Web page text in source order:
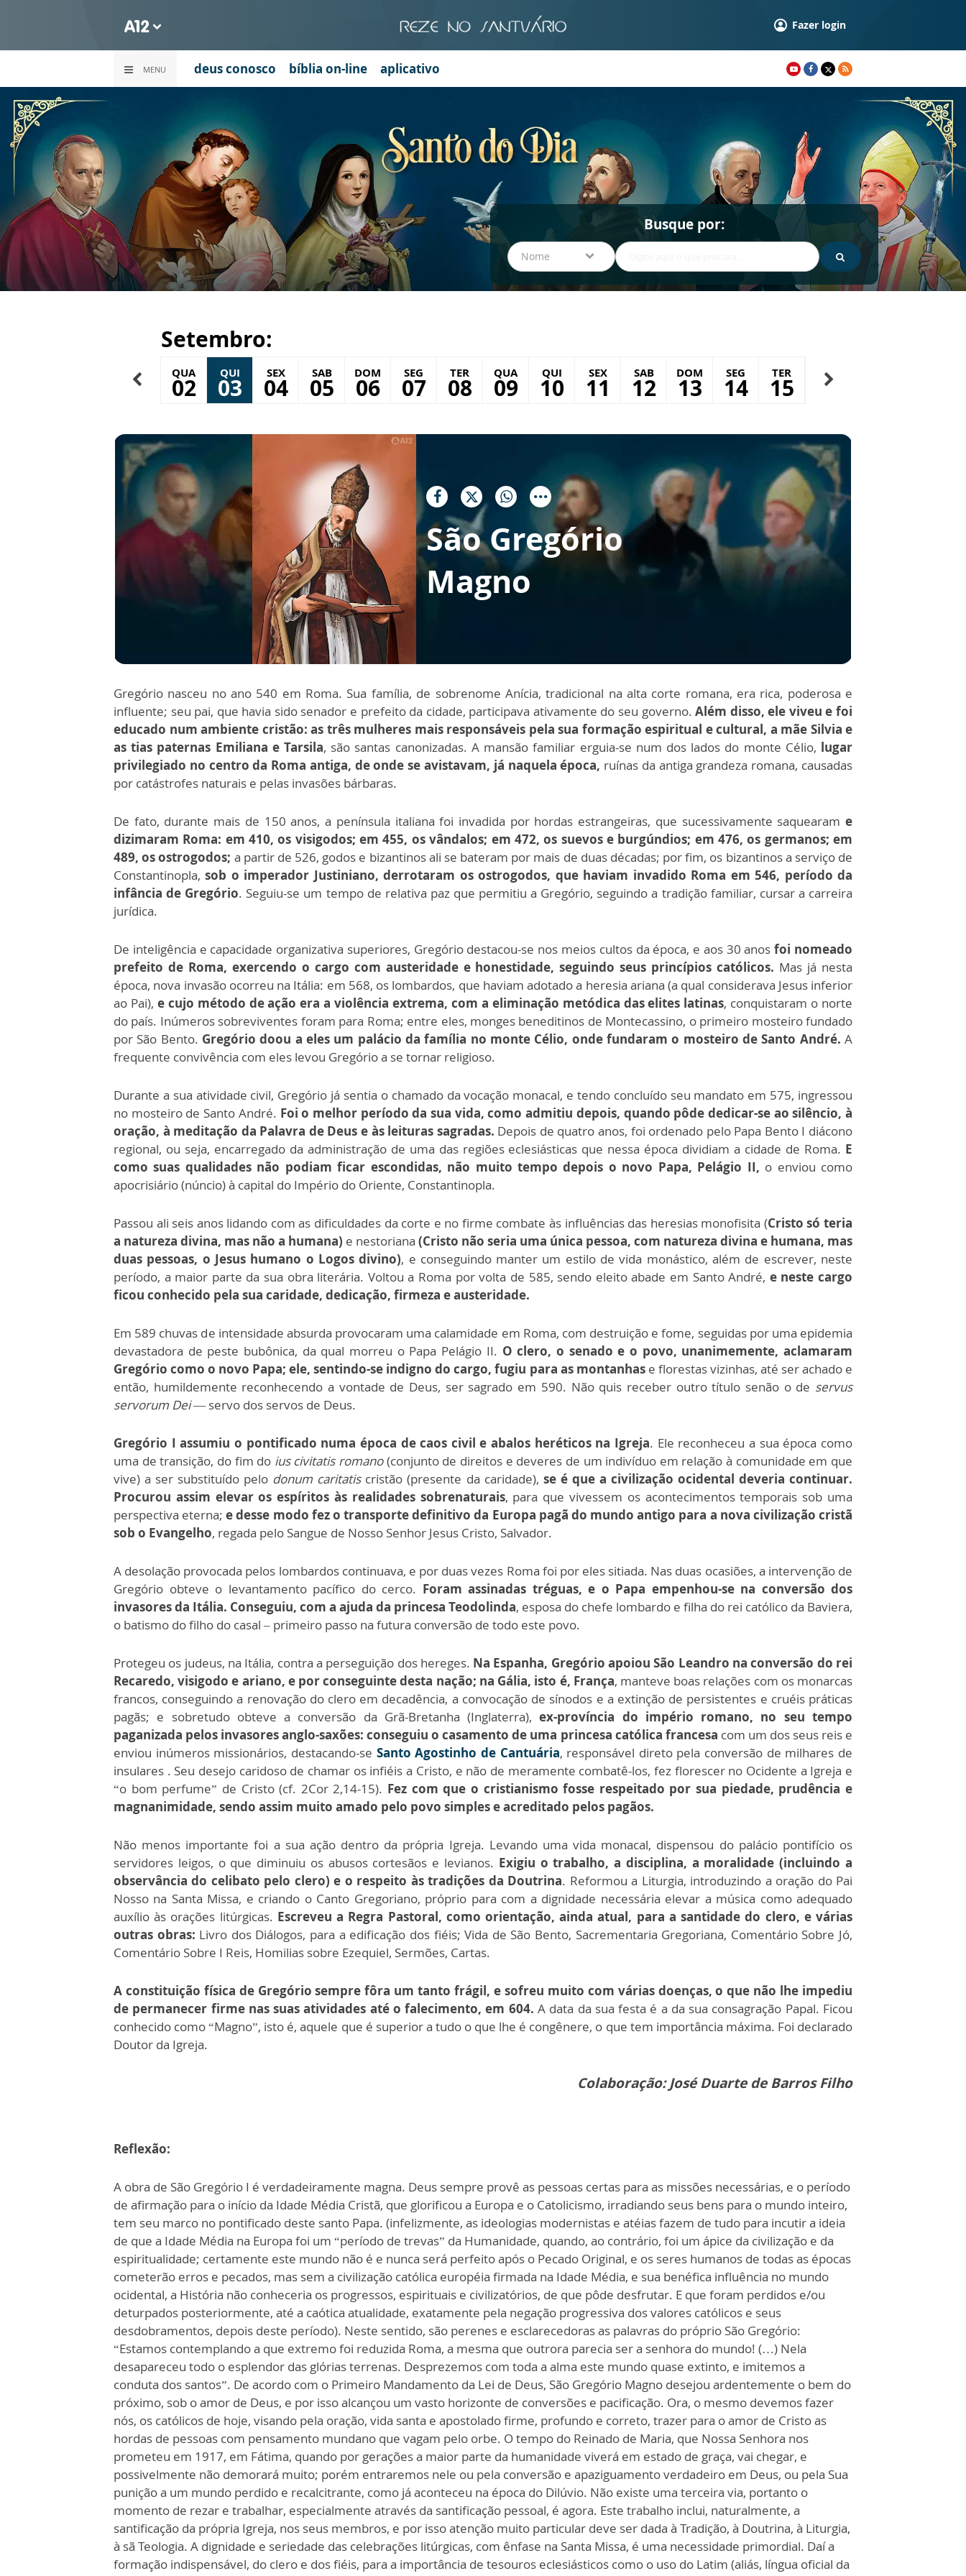
Fazer login
MENU deus conosco bíblia on-line aplicativo
Busque por:
Nome
Setembro:
TER
01
QUA
02
QUI
03
SEX
04
SAB
05
DOM
06
SEG
07
TER
08
QUA
09
QUI
10
SEX
11
SAB
12
DOM
13
SEG
14
TER
15
QUA
16
São Gregório
Magno
Gregório nasceu no ano 540 em Roma. Sua família, de sobrenome Anícia, tradicional na alta corte romana, era rica, poderosa e
influente; seu pai, que havia sido senador e prefeito da cidade, participava ativamente do seu governo.Além disso, ele viveu e foi
educado num ambiente cristão: as três mulheres mais responsáveis pela sua formação espiritual e cultural, a mãe Silvia e
as tias paternas Emiliana e Tarsila, são santas canonizadas. A mansão familiar erguia-se num dos lados do monte Célio, lugar
privilegiado no centro da Roma antiga, de onde se avistavam, já naquela época, ruínas da antiga grandeza romana, causadas
por catástrofes naturais e pelas invasões bárbaras.
De fato, durante mais de 150 anos, a península italiana foi invadida por hordas estrangeiras, que sucessivamente saquearam e
dizimaram Roma: em 410, os visigodos; em 455, os vândalos; em 472, os suevos e burgúndios; em 476, os germanos; em
489, os ostrogodos; a partir de 526, godos e bizantinos ali se bateram por mais de duas décadas; por fim, os bizantinos a serviço de
Constantinopla,sob o imperador Justiniano, derrotaram os ostrogodos, que haviam invadido Roma em 546, período da
infância de Gregório. Seguiu-se um tempo de relativa paz que permitiu a Gregório, seguindo a tradição familiar, cursar a carreira
jurídica.
De inteligência e capacidade organizativa superiores, Gregório destacou-se nos meios cultos da época, e aos 30 anos foi nomeado
prefeito de Roma, exercendo o cargo com austeridade e honestidade, seguindo seus princípios católicos. Mas já nesta
época, nova invasão ocorreu na Itália: em 568, os lombardos, que haviam adotado a heresia ariana (a qual considerava Jesus inferior
ao Pai), e cujo método de ação era a violência extrema, com a eliminação metódica das elites latinas, conquistaram o norte
do país. Inúmeros sobreviventes foram para Roma; entre eles, monges beneditinos de Montecassino, o primeiro mosteiro fundado
por São Bento. Gregório doou a eles um palácio da família no monte Célio, onde fundaram o mosteiro de Santo André. A
frequente convivência com eles levou Gregório a se tornar religioso.
Durante a sua atividade civil, Gregório já sentia o chamado da vocação monacal, e tendo concluído seu mandato em 575, ingressou
no mosteiro de Santo André. Foi o melhor período da sua vida, como admitiu depois, quando pôde dedicar-se ao silêncio, à
oração, à meditação da Palavra de Deus e às leituras sagradas. Depois de quatro anos, foi ordenado pelo Papa Bento I diácono
regional, ou seja, encarregado da administração de uma das regiões eclesiásticas que nessa época dividiam a cidade de Roma. E
como suas qualidades não podiam ficar escondidas, não muito tempo depois o novo Papa, Pelágio II, o enviou como
apocrisiário (núncio) à capital do Império do Oriente, Constantinopla.
Passou ali seis anos lidando com as dificuldades da corte e no firme combate às influências das heresias monofisita (Cristo só teria
a natureza divina, mas não a humana) e nestoriana (Cristo não seria uma única pessoa, com natureza divina e humana, mas
duas pessoas, o Jesus humano o Logos divino), e conseguindo manter um estilo de vida monástico, além de escrever, neste
período, a maior parte da sua obra literária. Voltou a Roma por volta de 585, sendo eleito abade em Santo André, e neste cargo
ficou conhecido pela sua caridade, dedicação, firmeza e austeridade.
Em 589 chuvas de intensidade absurda provocaram uma calamidade em Roma, com destruição e fome, seguidas por uma epidemia
devastadora de peste bubônica, da qual morreu o Papa Pelágio II. O clero, o senado e o povo, unanimemente, aclamaram
Gregório como o novo Papa; ele, sentindo-se indigno do cargo, fugiu para as montanhase florestas vizinhas, até ser achado e
então, humildemente reconhecendo a vontade de Deus, ser sagrado em 590. Não quis receber outro título senão o de servus
servorum Dei— servo dos servos de Deus.
Gregório I assumiu o pontificado numa época de caos civil e abalos heréticos na Igreja. Ele reconheceu a sua época como
uma de transição, do fim do ius civitatis romano(conjunto de direitos e deveres de um indivíduo em relação à comunidade em que
vive) a ser substituído pelo donum caritatiscristão (presente da caridade), se é que a civilização ocidental deveria continuar.
Procurou assim elevar os espíritos às realidades sobrenaturais, para que vivessem os acontecimentos temporais sob uma
perspectiva eterna; e desse modo fez o transporte definitivo da Europa pagã do mundo antigo para a nova civilização cristã
sob o Evangelho, regada pelo Sangue de Nosso Senhor Jesus Cristo, Salvador.
A desolação provocada pelos lombardos continuava, e por duas vezes Roma foi por eles sitiada. Nas duas ocasiões, a intervenção de
Gregório obteve o levantamento pacífico do cerco. Foram assinadas tréguas, e o Papa empenhou-se na conversão dos
invasores da Itália. Conseguiu, com a ajuda da princesa Teodolinda, esposa do chefe lombardo e filha do rei católico da Baviera,
o batismo do filho do casal – primeiro passo na futura conversão de todo este povo.
Protegeu os judeus, na Itália, contra a perseguição dos hereges. Na Espanha, Gregório apoiou São Leandro na conversão do rei
Recaredo, visigodo e ariano, e por conseguinte desta nação; na Gália, isto é, França, manteve boas relações com os monarcas
francos, conseguindo a renovação do clero em decadência, a convocação de sínodos e a extinção de persistentes e cruéis práticas
pagãs; e sobretudo obteve a conversão da Grã-Bretanha (Inglaterra),ex-província do império romano, no seu tempo
paganizada pelos invasores anglo-saxões: conseguiu o casamento de uma princesa católica francesa com um dos seus reis e
enviou inúmeros missionários, destacando-se Santo Agostinho de Cantuária, responsável direto pela conversão de milhares de
insulares . Seu desejo caridoso de chamar os infiéis a Cristo, e não de meramente combatê-los, fez florescer no Ocidente a Igreja e
“o bom perfume” de Cristo (cf. 2Cor 2,14-15). Fez com que o cristianismo fosse respeitado por sua piedade, prudência e
magnanimidade, sendo assim muito amado pelo povo simples e acreditado pelos pagãos.
Não menos importante foi a sua ação dentro da própria Igreja. Levando uma vida monacal, dispensou do palácio pontifício os
servidores leigos, o que diminuiu os abusos cortesãos e levianos. Exigiu o trabalho, a disciplina, a moralidade (incluindo a
observância do celibato pelo clero) e o respeito às tradições da Doutrina. Reformou a Liturgia, introduzindo a oração do Pai
Nosso na Santa Missa, e criando o Canto Gregoriano, próprio para com a dignidade necessária elevar a música como adequado
auxílio às orações litúrgicas. Escreveu a Regra Pastoral, como orientação, ainda atual, para a santidade do clero, e várias
outras obras: Livro dos Diálogos, para a edificação dos fiéis; Vida de São Bento, Sacrementaria Gregoriana, Comentário Sobre Jó,
Comentário Sobre I Reis, Homilias sobre Ezequiel, Sermões, Cartas.
A constituição física de Gregório sempre fôra um tanto frágil, e sofreu muito com várias doenças, o que não lhe impediu
de permanecer firme nas suas atividades até o falecimento, em 604. A data da sua festa é a da sua consagração Papal. Ficou
conhecido como “Magno”, isto é, aquele que é superior a tudo o que lhe é congênere, o que tem importância máxima. Foi declarado
Doutor da Igreja.
Colaboração: José Duarte de Barros Filho
Reflexão:
A obra de São Gregório I é verdadeiramente magna. Deus sempre provê as pessoas certas para as missões necessárias, e o período
de afirmação para o início da Idade Média Cristã, que glorificou a Europa e o Catolicismo, irradiando seus bens para o mundo inteiro,
tem seu marco no pontificado deste santo Papa. (infelizmente, as ideologias modernistas e atéias fazem de tudo para incutir a ideia
de que a Idade Média na Europa foi um “período de trevas” da Humanidade, quando, ao contrário, foi um ápice da civilização e da
espiritualidade; certamente este mundo não é e nunca será perfeito após o Pecado Original, e os seres humanos de todas as épocas
cometerão erros e pecados, mas sem a civilização católica européia firmada na Idade Média, e sua benéfica influência no mundo
ocidental, a História não conheceria os progressos, espirituais e civilizatórios, de que pôde desfrutar. E que foram perdidos e/ou
deturpados posteriormente, até a caótica atualidade, exatamente pela negação progressiva dos valores católicos e seus
desdobramentos, depois deste período). Neste sentido, são perenes e esclarecedoras as palavras do próprio São Gregório:
“Estamos contemplando a que extremo foi reduzida Roma, a mesma que outrora parecia ser a senhora do mundo! (…) Nela
desapareceu todo o esplendor das glórias terrenas. Desprezemos com toda a alma este mundo quase extinto, e imitemos a
conduta dos santos”. De acordo com o Primeiro Mandamento da Lei de Deus, São Gregório Magno desejou ardentemente o bem do
próximo, sob o amor de Deus, e por isso alcançou um vasto horizonte de conversões e pacificação. Ora, o mesmo devemos fazer
nós, os católicos de hoje, visando pela oração, vida santa e apostolado firme, profundo e correto, trazer para o amor de Cristo as
hordas de pessoas com pensamento mundano que vagam pelo orbe. O tempo do Reinado de Maria, que Nossa Senhora nos
prometeu em 1917, em Fátima, quando por gerações a maior parte da humanidade viverá em estado de graça, vai chegar, e
possivelmente não demorará muito; porém entraremos nele ou pela conversão e apaziguamento verdadeiro em Deus, ou pela Sua
punição a um mundo perdido e recalcitrante, como já aconteceu na época do Dilúvio. Não existe uma terceira via, portanto o
momento de rezar e trabalhar, especialmente através da santificação pessoal, é agora. Este trabalho inclui, naturalmente, a
santificação da própria Igreja, nos seus membros, e por isso atenção muito particular deve ser dada à Tradição, à Doutrina, à Liturgia,
à sã Teologia. A dignidade e seriedade das celebrações litúrgicas, com ênfase na Santa Missa, é uma necessidade primordial. Daí a
formação indispensável, do clero e dos fiéis, para a importância de tesouros eclesiásticos como o uso do Latim (aliás, língua oficial da